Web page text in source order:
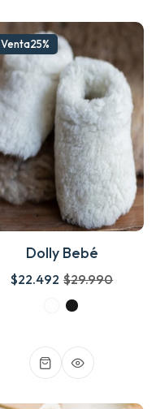
Venta25%
Dolly Bebé
$22.492 $29.990